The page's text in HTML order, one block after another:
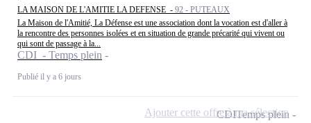
LA MAISON DE L'AMITIE LA DEFENSE - 92 - PUTEAUX
La Maison de l'Amitié, La Défense est une association dont la vocation est d'aller à
la rencontre des personnes isolées et en situation de grande précarité qui vivent ou
qui sont de passage à la...
CDI - Temps plein
Publié il y a 6 jours
CDITemps plein
Ajouter cette offre à ma sélection